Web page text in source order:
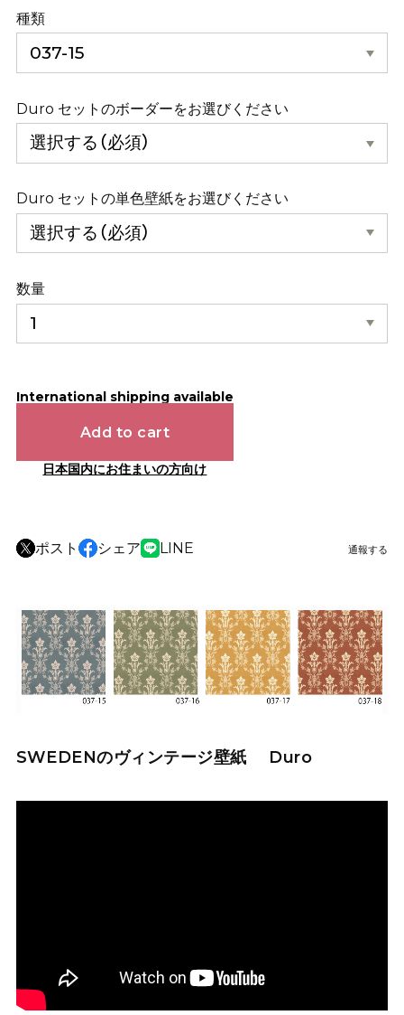
種類
Duro セットのボーダーをお選びください
Duro セットの単色壁紙をお選びください
数量
International shipping available
Add to cart
日本国内にお住まいの方向け
ポスト シェア LINE 通報する
SWEDENのヴィンテージ壁紙 Duro